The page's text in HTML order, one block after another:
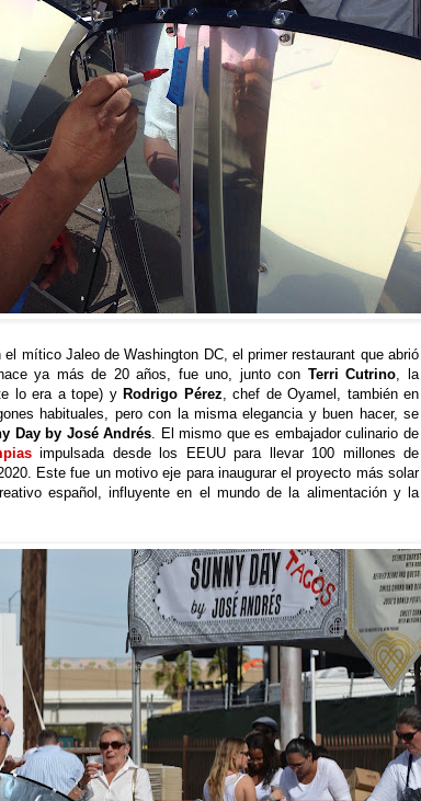
mítico Jaleo de Washington DC, el primer restaurant que abrió
ya más de 20 años, fue uno, junto con Terri Cutrino , la
lo era a tope) yRodrigo Pérez , chef de Oyamel, también en
habituales, pero con la misma elegancia y buen hacer, se
Day by José Andrés . El mismo que es embajador culinario de
impulsada desde los EEUU para llevar 100 millones de
Este fue un motivo eje para inaugurar el proyecto más solar
español, influyente en el mundo de la alimentación y la